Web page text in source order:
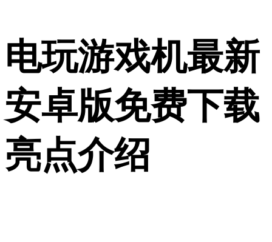
电玩游戏机最新
安卓版免费下载
亮点介绍